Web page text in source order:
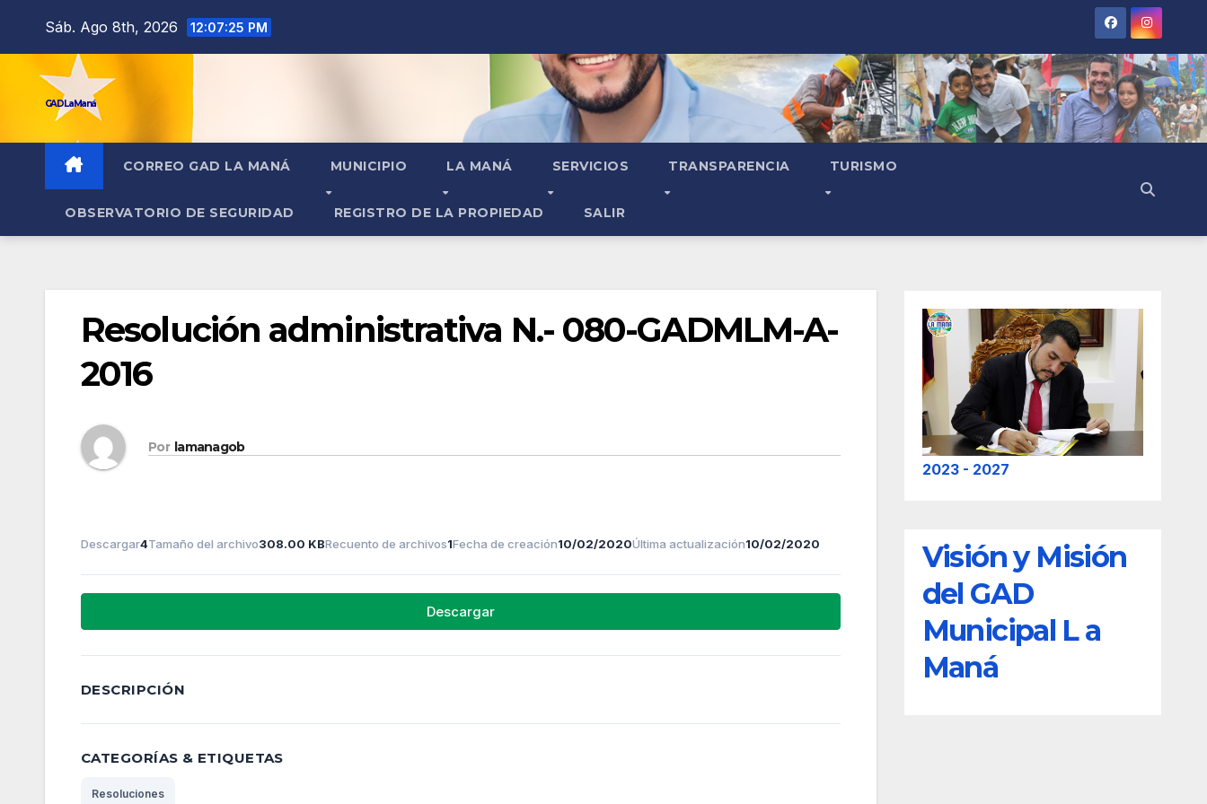
Sáb. Ago 8th, 2026 12:07:26 PM
GAD La Maná
CORREO GAD LA MANÁ MUNICIPIO LA MANÁ SERVICIOS TRANSPARENCIA TURISMO
OBSERVATORIO DE SEGURIDAD REGISTRO DE LA PROPIEDAD SALIR
Resolución administrativa N.- 080-GADMLM-A-
2016
Por lamanagob
Descargar4Tamaño del archivo308.00 KBRecuento de archivos1Fecha de creación10/02/2020Última actualización10/02/2020
Descargar
DESCRIPCIÓN
CATEGORÍAS & ETIQUETAS
Resoluciones
2023 - 2027
Visión y Misión
del GAD
Municipal L a
Maná